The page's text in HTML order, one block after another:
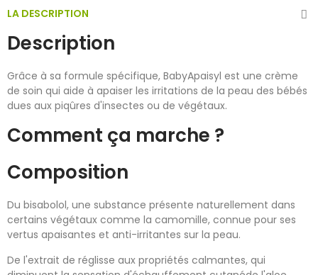
LA DESCRIPTION
Description
Grâce à sa formule spécifique, BabyApaisyl est une crème
de soin qui aide à apaiser les irritations de la peau des bébés
dues aux piqûres d'insectes ou de végétaux.
Comment ça marche ?
Composition
Du bisabolol, une substance présente naturellement dans
certains végétaux comme la camomille, connue pour ses
vertus apaisantes et anti-irritantes sur la peau.
De l'extrait de réglisse aux propriétés calmantes, qui